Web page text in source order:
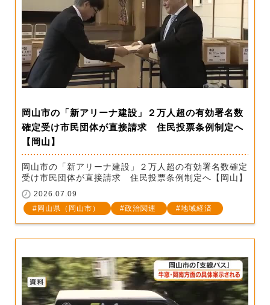
岡山市の「新アリーナ建設」２万人超の有効署名数
確定受け市民団体が直接請求 住民投票条例制定へ
【岡山】
岡山市の「新アリーナ建設」２万人超の有効署名数確定
受け市民団体が直接請求 住民投票条例制定へ【岡山】
2026.07.09
岡山県（岡山市）
政治関連 地域経済